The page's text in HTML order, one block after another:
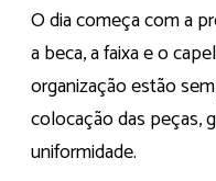
O dia começa com a
a beca, a faixa e o
organização estão
colocação das peças,
uniformidade.